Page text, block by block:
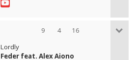
9 4 16
Lordly
Feder feat. Alex Aiono